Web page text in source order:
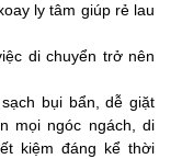
ly tâm giúp rẻ lau
di chuyển trở nên
bụi bẩn, dễ giặt
mọi ngóc ngách, di
kiệm đáng kể thời